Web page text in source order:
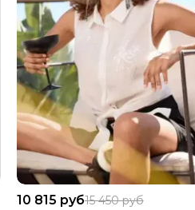
10 815 руб15 450 руб